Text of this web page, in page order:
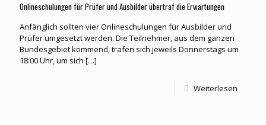
Onlineschulungen für Prüfer und Ausbilder übertraf die Erwartungen
Anfänglich sollten vier Onlineschulungen für Ausbilder und
Prüfer umgesetzt werden. Die Teilnehmer, aus dem ganzen
Bundesgebiet kommend, trafen sich jeweils Donnerstags um
18:00 Uhr, um sich […]
Weiterlesen